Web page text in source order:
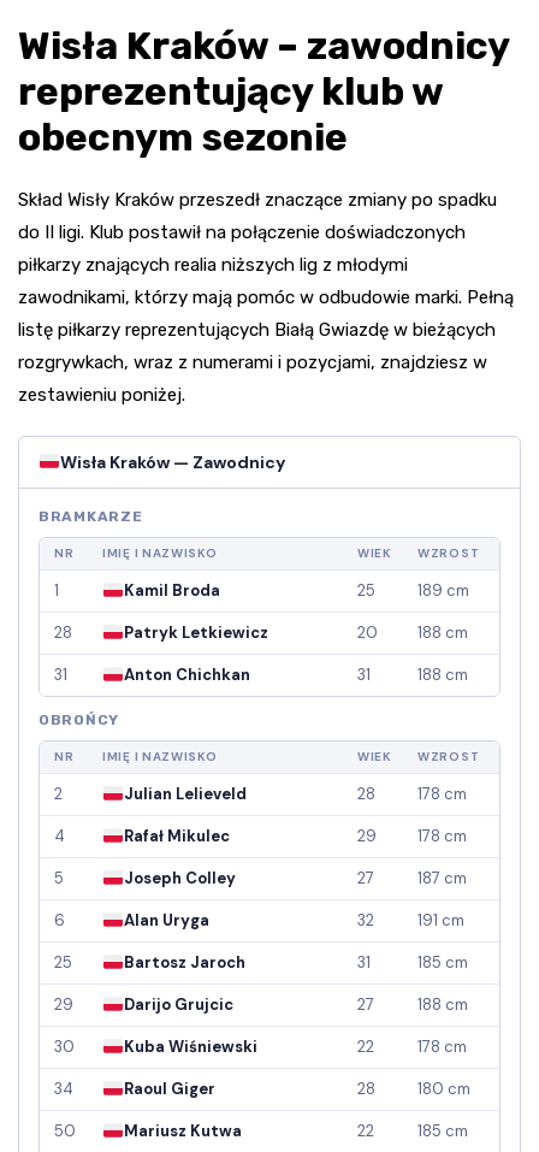
Wisła Kraków – zawodnicy
reprezentujący klub w
obecnym sezonie
Skład Wisły Kraków przeszedł znaczące zmiany po spadku
do II ligi. Klub postawił na połączenie doświadczonych
piłkarzy znających realia niższych lig z młodymi
zawodnikami, którzy mają pomóc w odbudowie marki. Pełną
listę piłkarzy reprezentujących Białą Gwiazdę w bieżących
rozgrywkach, wraz z numerami i pozycjami, znajdziesz w
zestawieniu poniżej.
Wisła Kraków — Zawodnicy
BRAMKARZE
NR IMIĘ I NAZWISKO WIEK WZROST
1 Kamil Broda 25 189 cm
28 Patryk Letkiewicz 20 188 cm
31 Anton Chichkan 31 188 cm
OBROŃCY
NR IMIĘ I NAZWISKO WIEK WZROST
2 Julian Lelieveld 28 178 cm
4 Rafał Mikulec 29 178 cm
5 Joseph Colley 27 187 cm
6 Alan Uryga 32 191 cm
25 Bartosz Jaroch 31 185 cm
29 Darijo Grujcic 27 188 cm
30 Kuba Wiśniewski 22 178 cm
34 Raoul Giger 28 180 cm
50 Mariusz Kutwa 22 185 cm